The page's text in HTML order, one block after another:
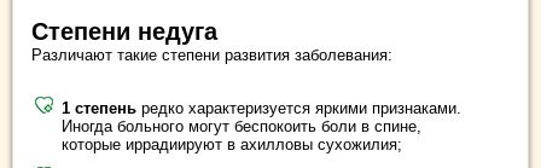
Степени недуга
Различают такие степени развития заболевания:
1 степень редко характеризуется яркими признаками.
Иногда больного могут беспокоить боли в спине,
которые иррадиируют в ахилловы сухожилия;